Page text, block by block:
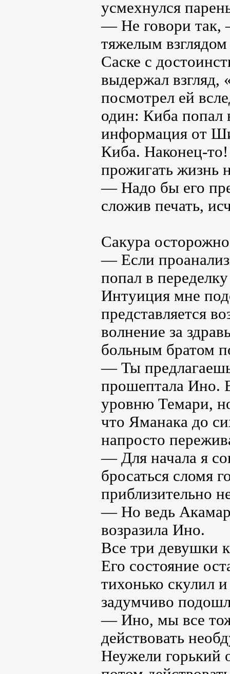
усмехнулся
— Не говори так,
тяжелым
Саске с
выдержал
посмотрел ей
один: Киба попал
информация от
Киба. Наконец-то!
прожигать жизнь
— Надо бы его
сложив печать,
Сакура
— Если
попал в
Интуиция мне
представляется
волнение за
больным братом
— Ты
прошептала Ино.
уровню Темари,
что Яманака до
напросто
— Для начала я
бросаться сломя
приблизительно
— Но ведь
возразила Ино.
Все три девушки
Его состояние
тихонько скулил
задумчиво
— Ино, мы все
действовать
Неужели горький